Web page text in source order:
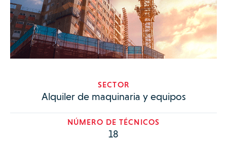
SECTOR
Alquiler de maquinaria y equipos
NÚMERO DE TÉCNICOS
18